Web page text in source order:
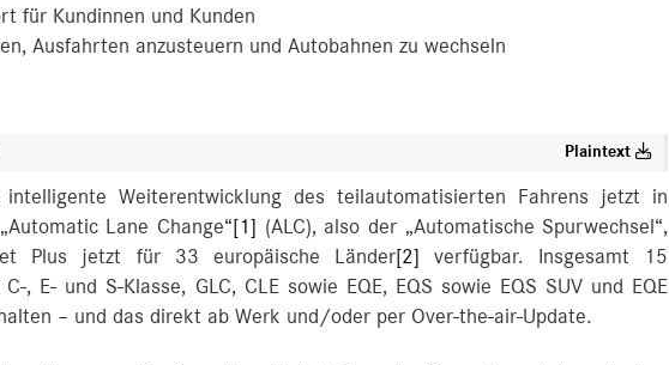
für Kundinnen und Kunden
Ausfahrten anzusteuern und Autobahnen zu wechseln
Plaintext
intelligente Weiterentwicklung des teilautomatisierten Fahrens jetzt in
Lane Change“[1] (ALC), also der „Automatische Spurwechsel“,
Plus jetzt für 33 europäische Länder[2]
verfügbar. Insgesamt 15
, E- und S-Klasse, GLC, CLE sowie EQE, EQS sowie EQS SUV und EQE
– und das direkt ab Werk und/oder per Over-the-air-Update.